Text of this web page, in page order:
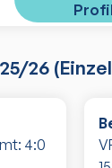
Profil
25/26 (Einzel
4:0